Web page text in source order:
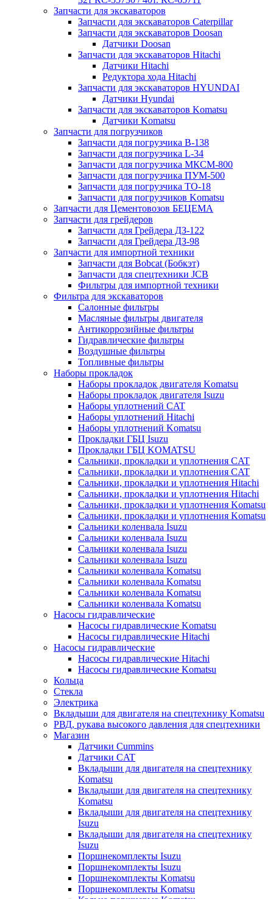
Запчасти для экскаваторов
Запчасти для экскаваторов Caterpillar
Запчасти для экскаваторов Doosan
Датчики Doosan
Запчасти для экскаваторов Hitachi
Датчики Hitachi
Редуктора хода Hitachi
Запчасти для экскаваторов HYUNDAI
Датчики Hyundai
Запчасти для экскаваторов Komatsu
Датчики Komatsu
Запчасти для погрузчиков
Запчасти для погрузчика B-138
Запчасти для погрузчика L-34
Запчасти для погрузчика МКСМ-800
Запчасти для погрузчика ПУМ-500
Запчасти для погрузчика ТО-18
Запчасти для погрузчиков Komatsu
Запчасти для Цементовозов БЕЦЕМА
Запчасти для грейдеров
Запчасти для Грейдера ДЗ-122
Запчасти для Грейдера ДЗ-98
Запчасти для импортной техники
Запчасти для Bobcat (Бобкэт)
Запчасти для спецтехники JCB
Фильтры для импортной техники
Фильтра для экскаваторов
Салонные фильтры
Масляные фильтры двигателя
Антикоррозийные фильтры
Гидравлические фильтры
Воздушные фильтры
Топливные фильтры
Наборы прокладок
Наборы прокладок двигателя Komatsu
Наборы прокладок двигателя Isuzu
Наборы уплотнений CAT
Наборы уплотнений Hitachi
Наборы уплотнений Komatsu
Прокладки ГБЦ Isuzu
Прокладки ГБЦ KOMATSU
Сальники, прокладки и уплотнения CAT
Сальники, прокладки и уплотнения CAT
Сальники, прокладки и уплотнения Hitachi
Сальники, прокладки и уплотнения Hitachi
Сальники, прокладки и уплотнения Komatsu
Сальники, прокладки и уплотнения Komatsu
Сальники коленвала Isuzu
Сальники коленвала Isuzu
Сальники коленвала Isuzu
Сальники коленвала Isuzu
Сальники коленвала Komatsu
Сальники коленвала Komatsu
Сальники коленвала Komatsu
Сальники коленвала Komatsu
Насосы гидравлические
Насосы гидравлические Komatsu
Насосы гидравлические Hitachi
Насосы гидравлические
Насосы гидравлические Hitachi
Насосы гидравлические Komatsu
Кольца
Стекла
Электрика
Вкладыши для двигателя на спецтехнику Komatsu
РВД, рукава высокого давления для спецтехники
Магазин
Датчики Cummins
Датчики CAT
Вкладыши для двигателя на спецтехнику
Komatsu
Вкладыши для двигателя на спецтехнику
Komatsu
Вкладыши для двигателя на спецтехнику
Isuzu
Вкладыши для двигателя на спецтехнику
Isuzu
Поршнекомплекты Isuzu
Поршнекомплекты Isuzu
Поршнекомплекты Komatsu
Поршнекомплекты Komatsu